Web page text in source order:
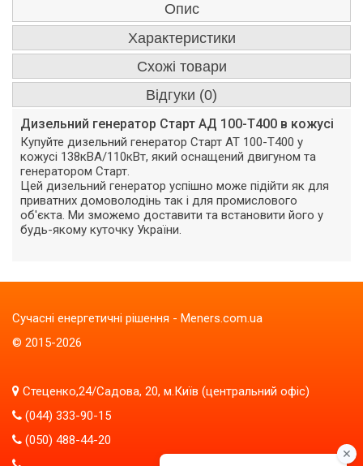
Опис
Характеристики
Схожі товари
Відгуки (0)
Дизельний генератор Старт АД 100-Т400 в кожусі
Купуйте дизельний генератор Старт АТ 100-Т400 у
кожусі 138кВА/110кВт, який оснащений двигуном та
генератором Старт.
Цей дизельний генератор успішно може підійти як для
приватних домоволодінь так і для промислового
об'єкта. Ми зможемо доставити та встановити його у
будь-якому куточку України.
Сучасні енергетичні рішення - Meners.com.ua
© 2015-2026
Стеценко,24/Садова, 20, м.Київ (центральний офіс)
(044) 333-90-15
(050) 488-44-20